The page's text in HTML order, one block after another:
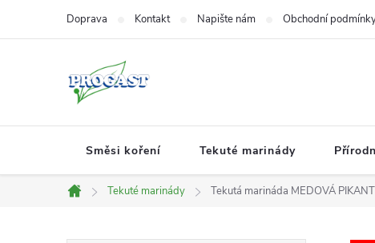
Doprava Kontakt Napište nám Obchodní
Směsi koření Tekuté marinády
Domů
Tekuté marinády Tekutá marináda MEDOVÁ PIKANT